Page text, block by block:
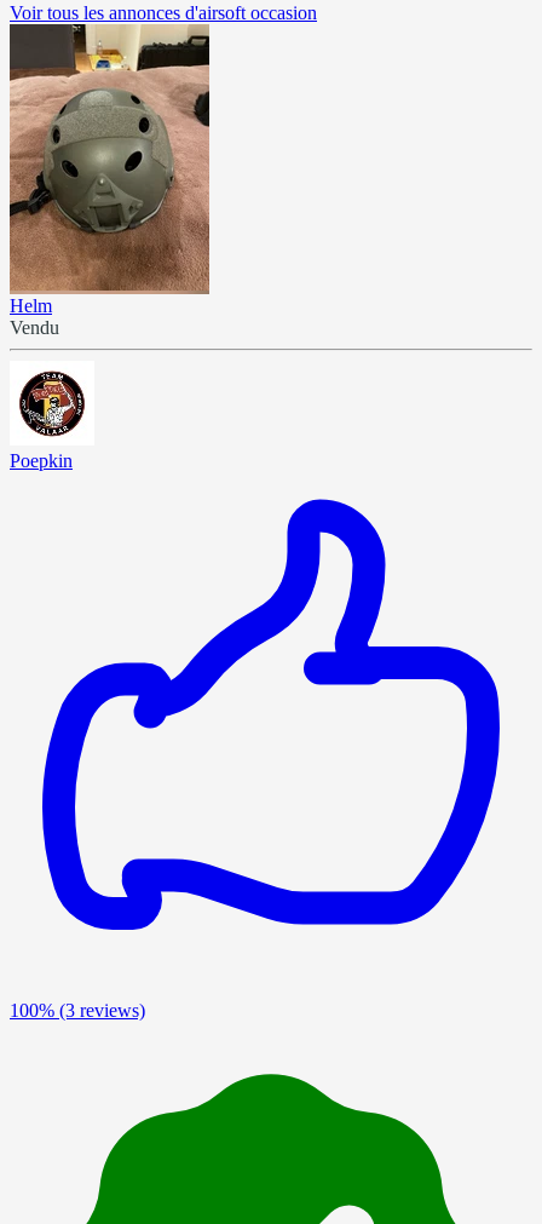
Voir tous les annonces d'airsoft occasion
Helm
Vendu
Poepkin
100% (3 reviews)